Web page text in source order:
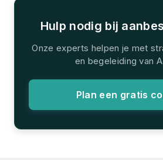
Hulp nodig bij
Onze experts helpen je met
en begeleiding van
Plan een gratis